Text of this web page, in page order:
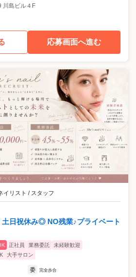
川島ビル４F
応募画面へ進む
イリスト / スタッフ
日祝休み◎ NO残業♪プライベート
正社員 業務委託
未経験歓迎
大手サロン
委 完全歩合